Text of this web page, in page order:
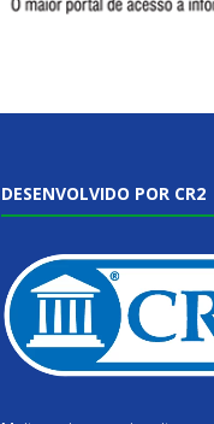
DESENVOLVIDO POR CR2